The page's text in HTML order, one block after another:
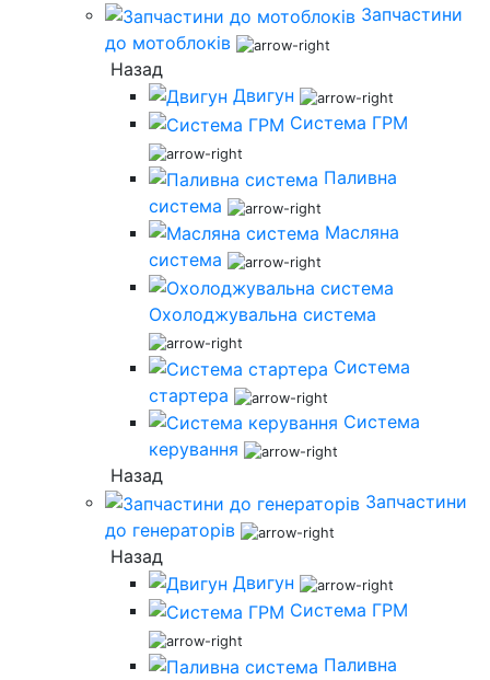
Запчастини
до мотоблоків
Назад
Двигун
Система ГРМ
Паливна
система
Масляна
система
Охолоджувальна система
Система
стартера
Система
керування
Назад
Запчастини
до генераторів
Назад
Двигун
Система ГРМ
Паливна